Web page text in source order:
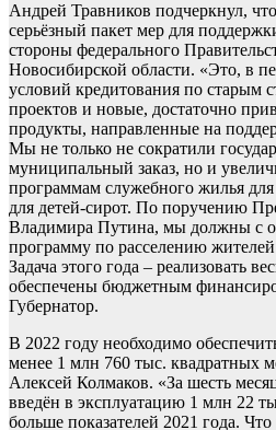
Андрей Травников подчеркнул,
серьёзный пакет мер для
стороны федерального
Новосибирской области. «Это, в
условий кредитования по старым
проектов и новые, достаточно
продукты, направленные на
Мы не только не сократили
муниципальный заказ, но и
программам служебного жилья
для детей-сирот. По поручению
Владимира Путина, мы должны с
программу по расселению
Задача этого года – реализовать
обеспечены бюджетным
Губернатор.
В 2022 году необходимо
менее 1 млн 760 тыс. квадратных
Алексей Колмаков. «За шесть
введён в эксплуатацию 1 млн 22
больше показателей 2021 года.